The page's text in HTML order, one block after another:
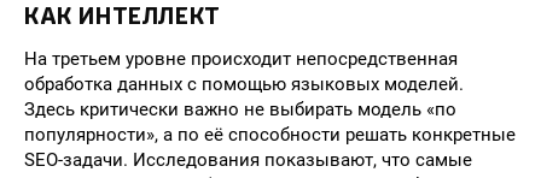
КАК ИНТЕЛЛЕКТ
На третьем уровне происходит непосредственная
обработка данных с помощью языковых моделей.
Здесь критически важно не выбирать модель «по
популярности», а по её способности решать конкретные
SEO-задачи. Исследования показывают, что самые